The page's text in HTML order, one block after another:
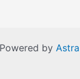
by Astra